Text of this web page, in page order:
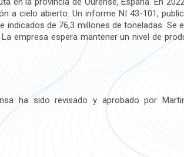
a cielo abierto. Un informe NI 43-101,
de 76,3 millones de toneladas.
empresa espera mantener un nivel de
ha sido revisado y aprobado por